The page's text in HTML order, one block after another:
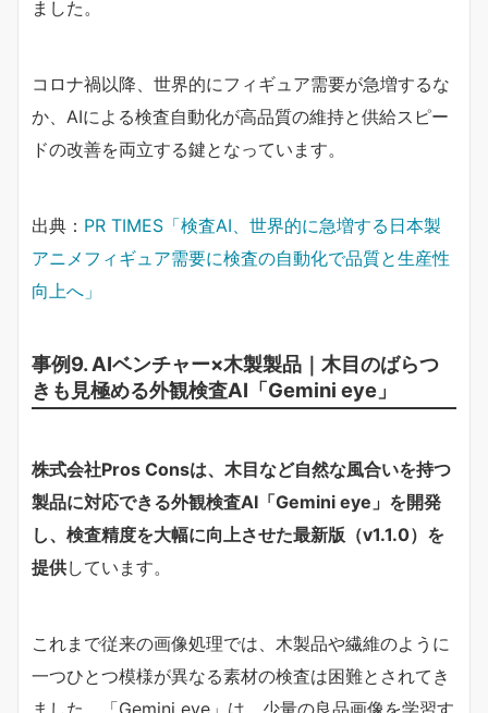
ました。
コロナ禍以降、世界的にフィギュア需要が急増するな
か、AIによる検査自動化が高品質の維持と供給スピー
ドの改善を両立する鍵となっています。
出典： PR TIMES「検査AI、世界的に急増する日本製
アニメフィギュア需要に検査の自動化で品質と生産性
向上へ」
事例9. AIベンチャー×木製製品｜木目のばらつ
きも見極める外観検査AI「Gemini eye」
株式会社Pros Consは、木目など自然な風合いを持つ
製品に対応できる外観検査AI「Gemini eye」を開発
し、検査精度を大幅に向上させた最新版（v1.1.0）を
提供しています。
これまで従来の画像処理では、木製品や繊維のように
一つひとつ模様が異なる素材の検査は困難とされてき
ました。「Gemini eye」は、少量の良品画像を学習す